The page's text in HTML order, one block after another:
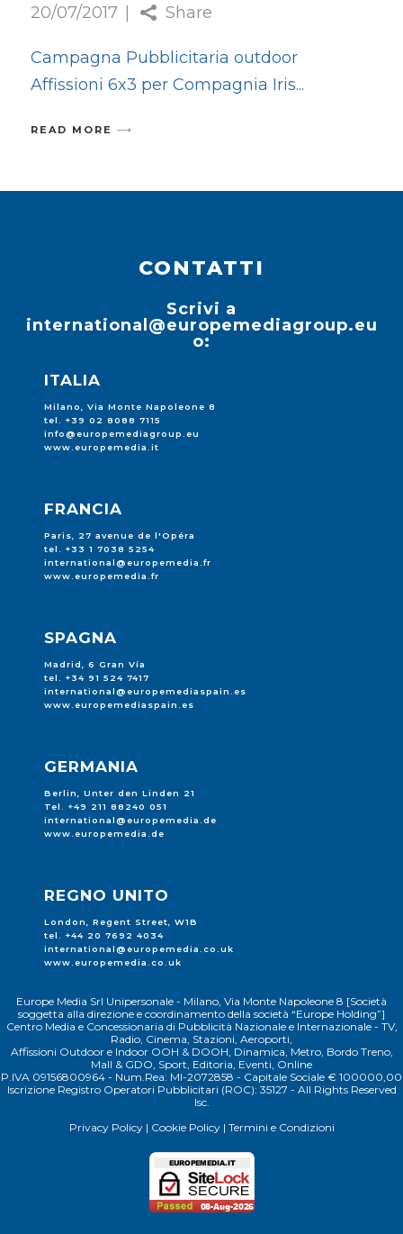
20/07/2017 Share
Campagna Pubblicitaria outdoor
Affissioni 6x3 per Compagnia Iris
READ MORE
CONTATTI
Scrivi a
international@europemediagroup.eu
o:
ITALIA
Milano, Via Monte Napoleone 8
tel. +39 02 8088 7115
info@europemediagroup.eu
www.europemedia.it
FRANCIA
Paris, 27 avenue de l'Opéra
tel. +33 1 7038 5254
international@europemedia.fr
www.europemedia.fr
SPAGNA
Madrid, 6 Gran Vía
tel. +34 91 524 7417
international@europemediaspain.es
www.europemediaspain.es
GERMANIA
Berlin, Unter den Linden 21
Tel. +49 211 88240 051
international@europemedia.de
www.europemedia.de
REGNO UNITO
London, Regent Street, W1B
tel. +44 20 7692 4034
international@europemedia.co.uk
www.europemedia.co.uk
Europe Media Srl Unipersonale - Milano, Via Monte Napoleone 8 [Società
soggetta alla direzione e coordinamento della società “Europe Holding”]
Centro Media e Concessionaria di Pubblicità Nazionale e Internazionale - TV,
Radio, Cinema, Stazioni, Aeroporti,
Affissioni Outdoor e Indoor OOH & DOOH, Dinamica, Metro, Bordo Treno,
Mall & GDO, Sport, Editoria, Eventi, Online
P.IVA 09156800964 - Num.Rea: MI-2072858 - Capitale Sociale € 100000,00
Iscrizione Registro Operatori Pubblicitari (ROC): 35127 - All Rights Reserved
Isc.
Privacy Policy| Cookie Policy| Termini e Condizioni